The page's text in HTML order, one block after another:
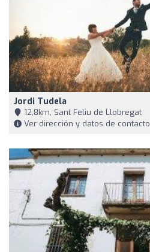
Jordi Tudela
12,8km, Sant Feliu de Llobregat
Ver dirección y datos de contacto